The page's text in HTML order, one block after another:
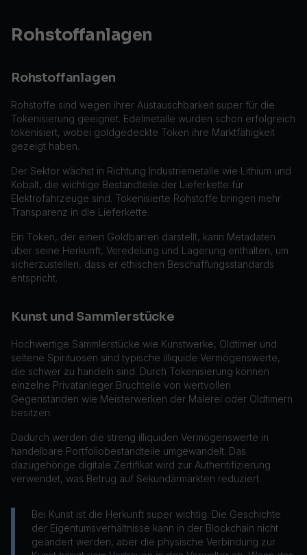
Rohstoffanlagen
Rohstoffanlagen
Rohstoffe sind wegen ihrer Austauschbarkeit super für die
Tokenisierung geeignet. Edelmetalle wurden schon erfolgreich
tokenisiert, wobei goldgedeckte Token ihre Marktfähigkeit
gezeigt haben.
Der Sektor wächst in Richtung Industriemetalle wie Lithium und
Kobalt, die wichtige Bestandteile der Lieferkette für
Elektrofahrzeuge sind. Tokenisierte Rohstoffe bringen mehr
Transparenz in die Lieferkette.
Ein Token, der einen Goldbarren darstellt, kann Metadaten
über seine Herkunft, Veredelung und Lagerung enthalten, um
sicherzustellen, dass er ethischen Beschaffungsstandards
entspricht.
Kunst und Sammlerstücke
Hochwertige Sammlerstücke wie Kunstwerke, Oldtimer und
seltene Spirituosen sind typische illiquide Vermögenswerte,
die schwer zu handeln sind. Durch Tokenisierung können
einzelne Privatanleger Bruchteile von wertvollen
Gegenständen wie Meisterwerken der Malerei oder Oldtimern
besitzen.
Dadurch werden die streng illiquiden Vermögenswerte in
handelbare Portfoliobestandteile umgewandelt. Das
dazugehörige digitale Zertifikat wird zur Authentifizierung
verwendet, was Betrug auf Sekundärmärkten reduziert.
Bei Kunst ist die Herkunft super wichtig. Die Geschichte
der Eigentumsverhältnisse kann in der Blockchain nicht
geändert werden, aber die physische Verbindung zur